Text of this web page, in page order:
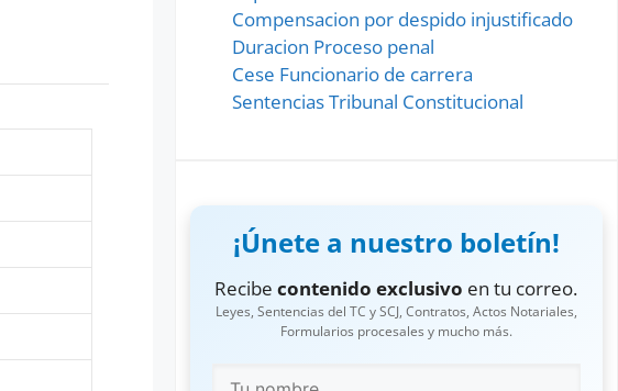
Compensacion por despido injustificado
Duracion Proceso penal
Cese Funcionario de carrera
Sentencias Tribunal Constitucional
¡Únete a nuestro boletín!
Recibecontenido exclusivo en tu correo.
Leyes, Sentencias del TC y SCJ, Contratos, Actos Notariales,
Formularios procesales y mucho más.